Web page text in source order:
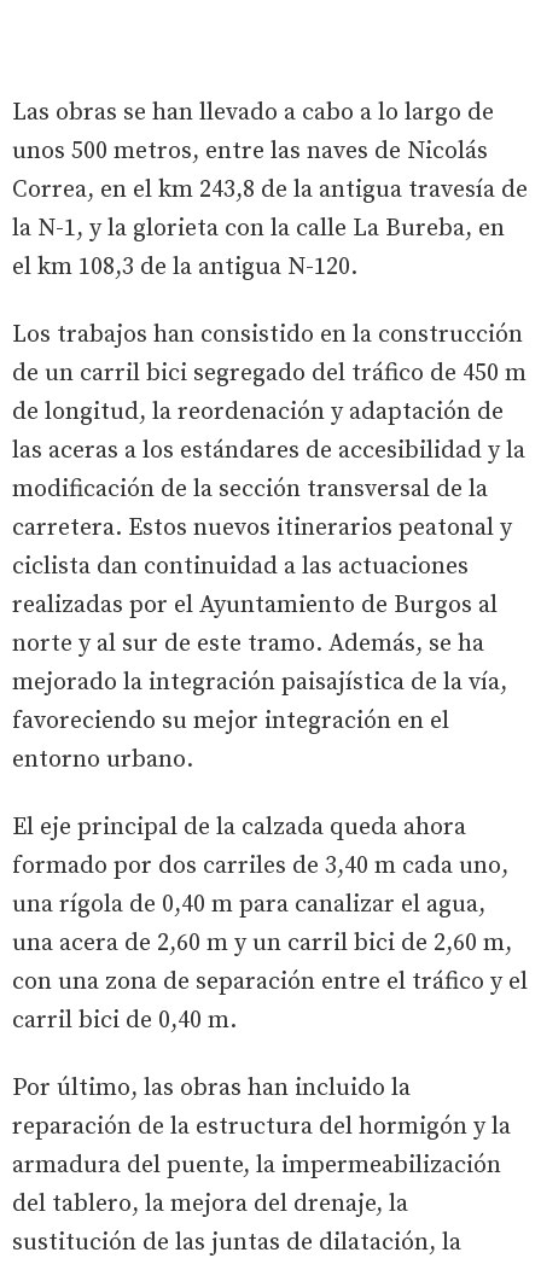
Las obras se han llevado a cabo a lo largo de
unos 500 metros, entre las naves de Nicolás
Correa, en el km 243,8 de la antigua travesía de
la N-1, y la glorieta con la calle La Bureba, en
el km 108,3 de la antigua N-120.
Los trabajos han consistido en la construcción
de un carril bici segregado del tráfico de 450 m
de longitud, la reordenación y adaptación de
las aceras a los estándares de accesibilidad y la
modificación de la sección transversal de la
carretera. Estos nuevos itinerarios peatonal y
ciclista dan continuidad a las actuaciones
realizadas por el Ayuntamiento de Burgos al
norte y al sur de este tramo. Además, se ha
mejorado la integración paisajística de la vía,
favoreciendo su mejor integración en el
entorno urbano.
El eje principal de la calzada queda ahora
formado por dos carriles de 3,40 m cada uno,
una rígola de 0,40 m para canalizar el agua,
una acera de 2,60 m y un carril bici de 2,60 m,
con una zona de separación entre el tráfico y el
carril bici de 0,40 m.
Por último, las obras han incluido la
reparación de la estructura del hormigón y la
armadura del puente, la impermeabilización
del tablero, la mejora del drenaje, la
sustitución de las juntas de dilatación, la